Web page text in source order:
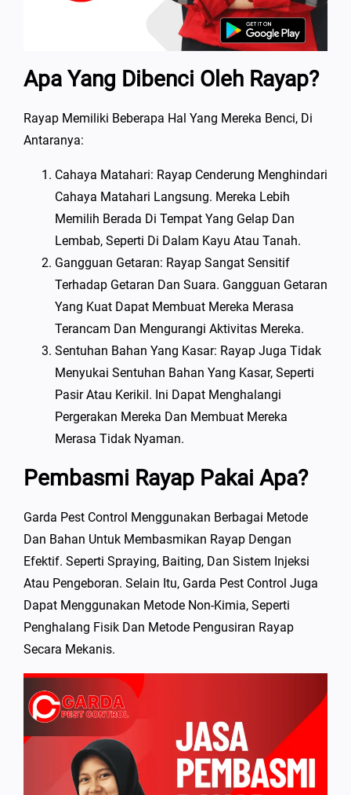
Apa Yang Dibenci Oleh Rayap?
Rayap Memiliki Beberapa Hal Yang Mereka Benci, Di
Antaranya:
Cahaya Matahari: Rayap Cenderung Menghindari
Cahaya Matahari Langsung. Mereka Lebih
Memilih Berada Di Tempat Yang Gelap Dan
Lembab, Seperti Di Dalam Kayu Atau Tanah.
Gangguan Getaran: Rayap Sangat Sensitif
Terhadap Getaran Dan Suara. Gangguan Getaran
Yang Kuat Dapat Membuat Mereka Merasa
Terancam Dan Mengurangi Aktivitas Mereka.
Sentuhan Bahan Yang Kasar: Rayap Juga Tidak
Menyukai Sentuhan Bahan Yang Kasar, Seperti
Pasir Atau Kerikil. Ini Dapat Menghalangi
Pergerakan Mereka Dan Membuat Mereka
Merasa Tidak Nyaman.
Pembasmi Rayap Pakai Apa?
Garda Pest Control Menggunakan Berbagai Metode
Dan Bahan Untuk Membasmikan Rayap Dengan
Efektif. Seperti Spraying, Baiting, Dan Sistem Injeksi
Atau Pengeboran. Selain Itu, Garda Pest Control Juga
Dapat Menggunakan Metode Non-Kimia, Seperti
Penghalang Fisik Dan Metode Pengusiran Rayap
Secara Mekanis.